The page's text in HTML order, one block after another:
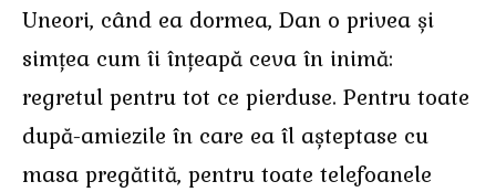
Uneori, când ea dormea, Dan o privea și
simțea cum îi înțeapă ceva în inimă:
regretul pentru tot ce pierduse. Pentru toate
după-amiezile în care ea îl așteptase cu
masa pregătită, pentru toate telefoanele